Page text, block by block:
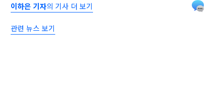
이하은 기자의 기사 더 보기
관련 뉴스 보기